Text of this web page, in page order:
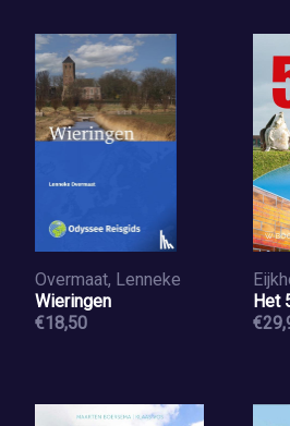
Overmaat, Lenneke
Wieringen
€18,50
Het